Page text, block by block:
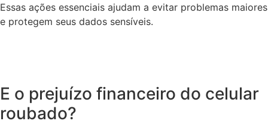
Essas ações essenciais ajudam a evitar problemas maiores
e protegem seus dados sensíveis.
E o prejuízo financeiro do celular
roubado?